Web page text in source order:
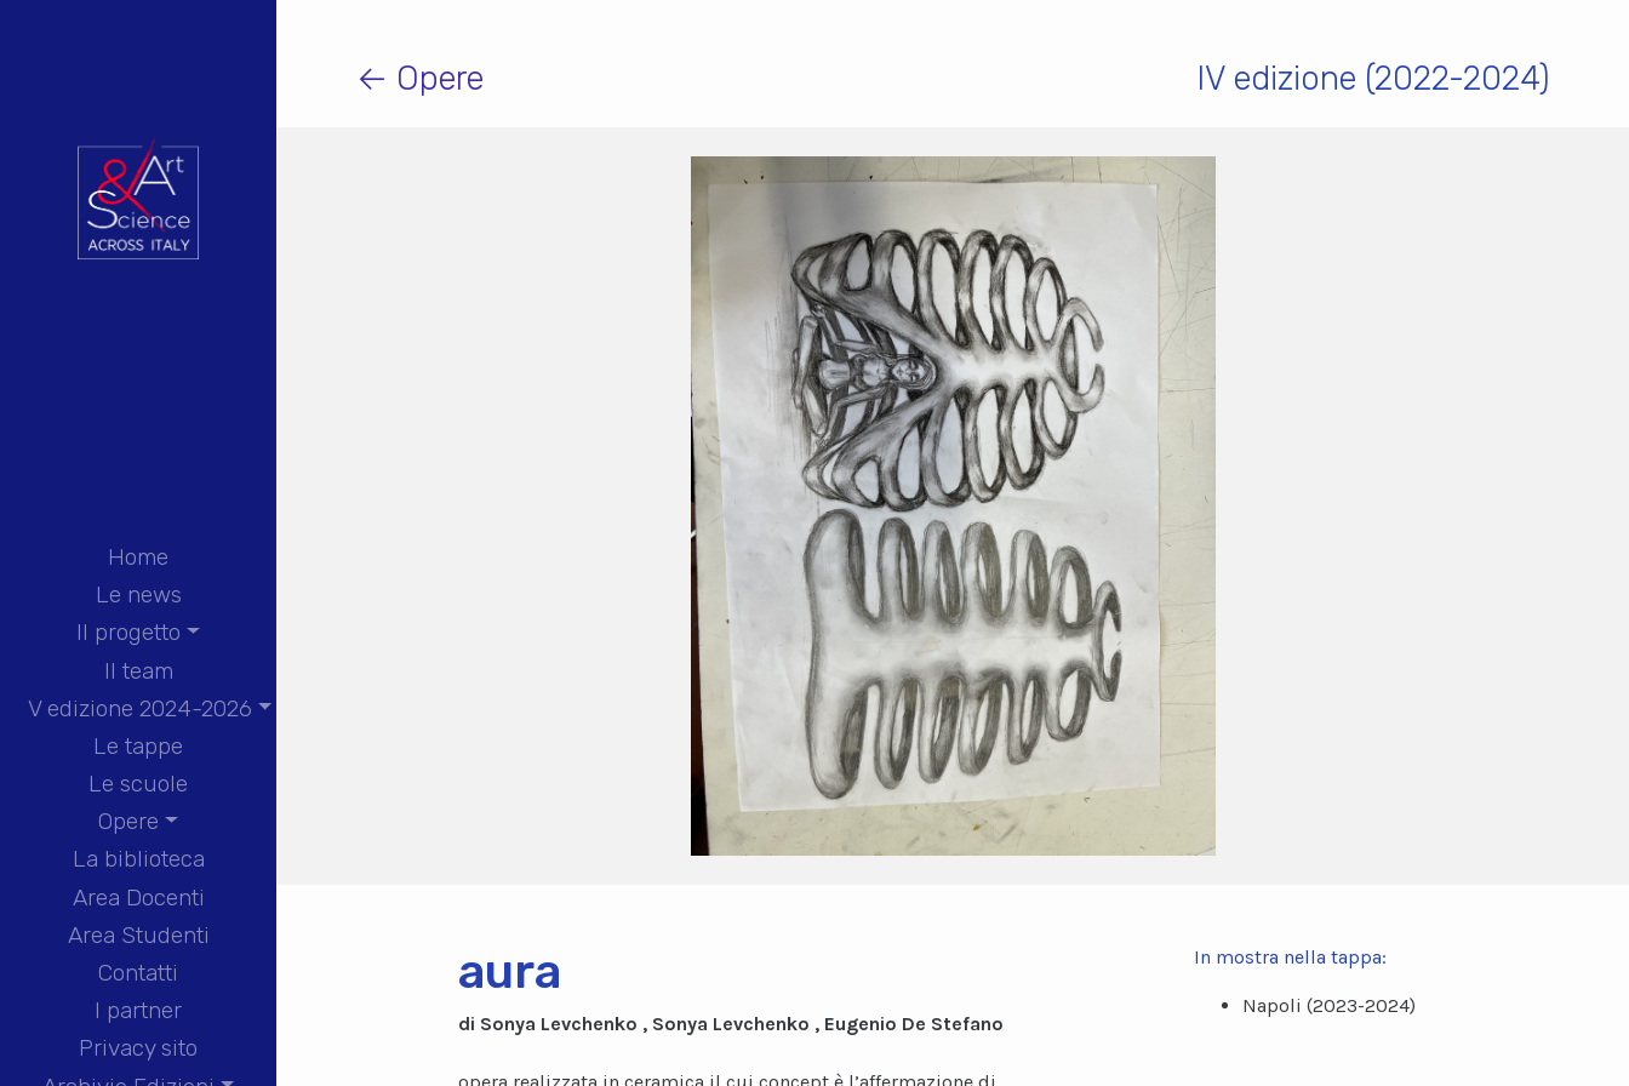
Home
Le news
Il progetto
Il team
V edizione 2024-2026
Le tappe
Le scuole
Opere
La biblioteca
Area Docenti
Area Studenti
Contatti
I partner
Privacy sito
← Opere IV edizione (2022-2024)
aura
di Sonya Levchenko , Sonya Levchenko , Eugenio De Stefano
In mostra nella tappa:
Napoli (2023-2024)